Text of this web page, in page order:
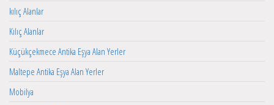
kılıç Alanlar
Kılıç Alanlar
Küçükçekmece Antika Eşya Alan Yerler
Maltepe Antika Eşya Alan Yerler
Mobilya